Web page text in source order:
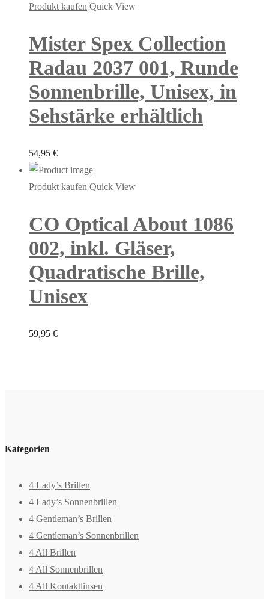
Produkt kaufen Quick View
Mister Spex Collection
Radau 2037 001, Runde
Sonnenbrille, Unisex, in
Sehstärke erhältlich
54,95 €
Produkt kaufen Quick View
CO Optical About 1086
002, inkl. Gläser,
Quadratische Brille,
Unisex
59,95 €
Kategorien
4 Lady’s Brillen
4 Lady’s Sonnenbrillen
4 Gentleman’s Brillen
4 Gentleman’s Sonnenbrillen
4 All Brillen
4 All Sonnenbrillen
4 All Kontaktlinsen